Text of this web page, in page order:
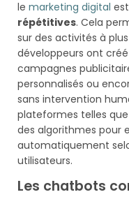
le marketing digital est
répétitives. Cela
sur des activités à
développeurs ont
campagnes
personnalisés ou
sans intervention
plateformes telles
des algorithmes pour
automatiquement
utilisateurs.
Les chatbots